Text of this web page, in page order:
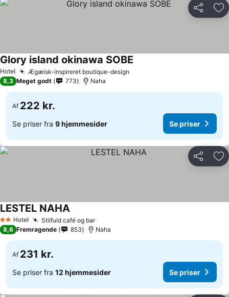
Del
Hotel Ægæisk-inspireret boutique-design
Glory island okinawa SOBE
8,3 Meget godt 773 Naha
Af 222 kr.
Se priser fra 9 hjemmesider Se priser
Del
2 Stjerner
Hotel Stilfuld café og barSe priser
LESTEL NAHASe priser
8,6 Fremragende 853 Naha
Af 231 kr.
Se priser fra 12 hjemmesider Se priser